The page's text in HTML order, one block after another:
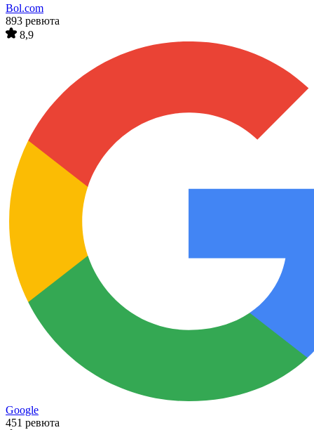
Bol.com
893 ревюта
8,9
Google
451 ревюта